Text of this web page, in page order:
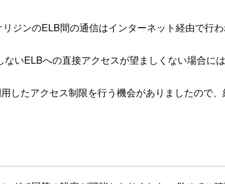
ジンのELB間の通信はインターネット経由で行わ
いELBへの直接アクセスが望ましくない場合に
たアクセス制限を行う機会がありましたので、